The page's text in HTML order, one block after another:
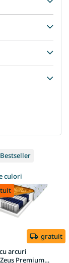
Bestseller
culori
gratuit
arcuri
Premium